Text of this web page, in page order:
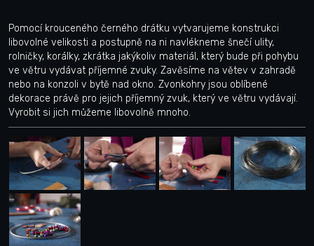
Pomocí krouceného černého drátku vytvarujeme konstrukci
libovolné velikosti a postupně na ni navlékneme šnečí ulity,
rolničky, korálky, zkrátka jakýkoliv materiál, který bude při pohybu
ve větru vydávat příjemné zvuky. Zavěsíme na větev v zahradě
nebo na konzoli v bytě nad okno. Zvonkohry jsou oblíbené
dekorace právě pro jejich příjemný zvuk, který ve větru vydávají.
Vyrobit si jich můžeme libovolně mnoho.